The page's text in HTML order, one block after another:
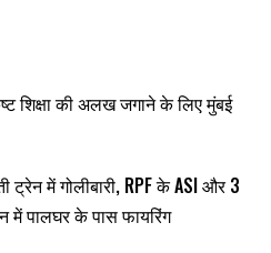
शिक्षा की अलख जगाने के लिए मुंबई
ट्रेन में गोलीबारी, RPF के ASI और 3
में पालघर के पास फायरिंग